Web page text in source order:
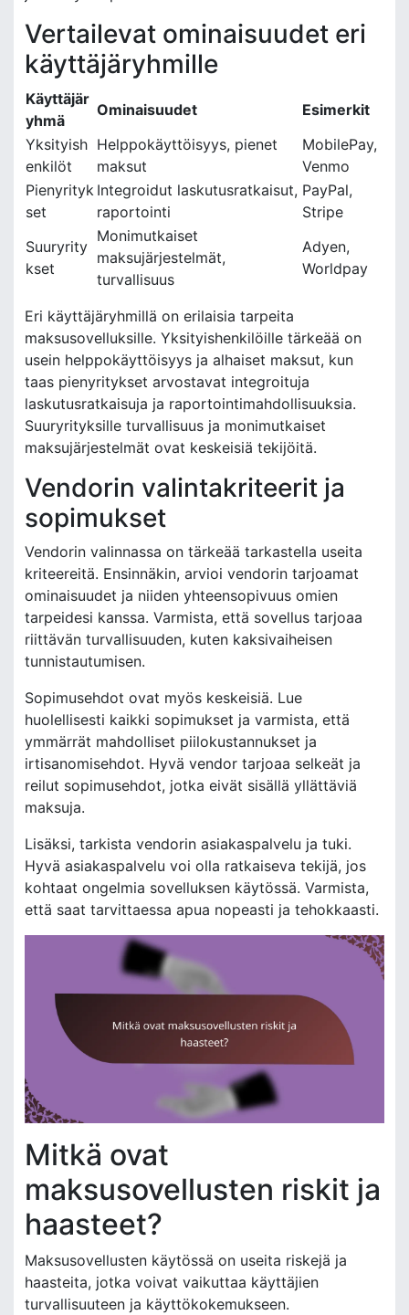
Vertailevat ominaisuudet eri
käyttäjäryhmille
Käyttäjär
yhmä
Ominaisuudet
Esimerkit
Yksityish
enkilöt
Helppokäyttöisyys, pienet
maksut
MobilePay,
Venmo
Pienyrityk
set
Integroidut laskutusratkaisut,
raportointi
PayPal,
Stripe
Suuryrity
kset
Monimutkaiset
maksujärjestelmät,
turvallisuus
Adyen,
Worldpay
Eri käyttäjäryhmillä on erilaisia tarpeita
maksusovelluksille. Yksityishenkilöille tärkeää on
usein helppokäyttöisyys ja alhaiset maksut, kun
taas pienyritykset arvostavat integroituja
laskutusratkaisuja ja raportointimahdollisuuksia.
Suuryrityksille turvallisuus ja monimutkaiset
maksujärjestelmät ovat keskeisiä tekijöitä.
Vendorin valintakriteerit ja
sopimukset
Vendorin valinnassa on tärkeää tarkastella useita
kriteereitä. Ensinnäkin, arvioi vendorin tarjoamat
ominaisuudet ja niiden yhteensopivuus omien
tarpeidesi kanssa. Varmista, että sovellus tarjoaa
riittävän turvallisuuden, kuten kaksivaiheisen
tunnistautumisen.
Sopimusehdot ovat myös keskeisiä. Lue
huolellisesti kaikki sopimukset ja varmista, että
ymmärrät mahdolliset piilokustannukset ja
irtisanomisehdot. Hyvä vendor tarjoaa selkeät ja
reilut sopimusehdot, jotka eivät sisällä yllättäviä
maksuja.
Lisäksi, tarkista vendorin asiakaspalvelu ja tuki.
Hyvä asiakaspalvelu voi olla ratkaiseva tekijä, jos
kohtaat ongelmia sovelluksen käytössä. Varmista,
että saat tarvittaessa apua nopeasti ja tehokkaasti.
Mitkä ovat
maksusovellusten riskit ja
haasteet?
Maksusovellusten käytössä on useita riskejä ja
haasteita, jotka voivat vaikuttaa käyttäjien
turvallisuuteen ja käyttökokemukseen.